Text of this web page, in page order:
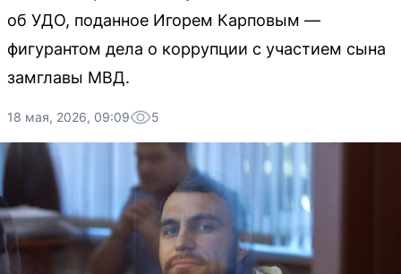
об УДО, поданное Игорем Карповым —
фигурантом дела о коррупции с участием сына
замглавы МВД.
18 мая, 2026, 09:09 5